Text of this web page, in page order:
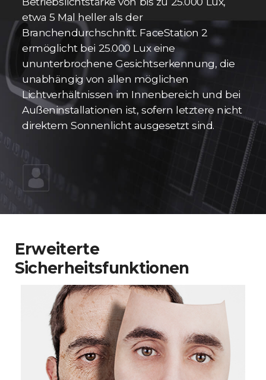
etwa 5 Mal heller als der
Branchendurchschnitt. FaceStation 2
ermöglicht bei 25.000 Lux eine
ununterbrochene Gesichtserkennung, die
unabhängig von allen möglichen
Lichtverhältnissen im Innenbereich und bei
Außeninstallationen ist, sofern letztere nicht
direktem Sonnenlicht ausgesetzt sind.
Erweiterte
Sicherheitsfunktionen